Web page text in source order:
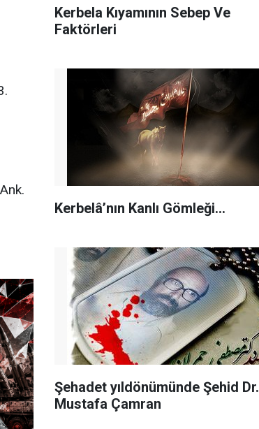
Kerbela Kıyamının Sebep Ve
Faktörleri
Kerbelâ’nın Kanlı Gömleği…
Şehadet yıldönümünde Şehid Dr.
Mustafa Çamran